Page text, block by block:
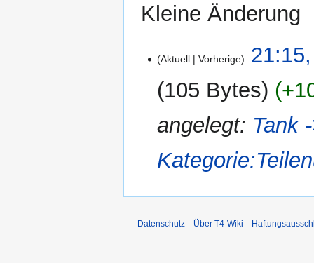
Kleine Änderung
AugustAktuell Vorherige
105 Bytes
angelegt: Tank
Datenschutz Über T4-Wiki